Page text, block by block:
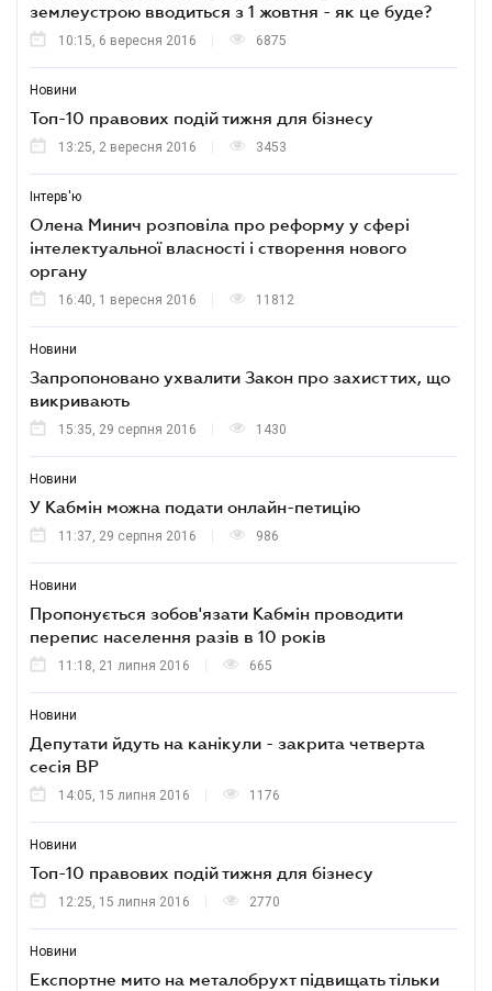
землеустрою вводиться з 1 жовтня - як це буде?
10:15, 6 вересня 2016 6875
Новини
Топ-10 правових подій тижня для бізнесу
13:25, 2 вересня 2016 3453
Інтерв'ю
Олена Минич розповіла про реформу у сфері
інтелектуальної власності і створення нового
органу
16:40, 1 вересня 2016 11812
Новини
Запропоновано ухвалити Закон про захист тих, що
викривають
15:35, 29 серпня 2016 1430
Новини
У Кабмін можна подати онлайн-петицію
11:37, 29 серпня 2016 986
Новини
Пропонується зобов'язати Кабмін проводити
перепис населення разів в 10 років
11:18, 21 липня 2016 665
Новини
Депутати йдуть на канікули - закрита четверта
сесія ВР
14:05, 15 липня 2016 1176
Новини
Топ-10 правових подій тижня для бізнесу
12:25, 15 липня 2016 2770
Новини
Експортне мито на металобрухт підвищать тільки